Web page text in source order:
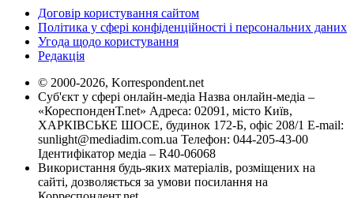
Договір користування сайтом
Політика у сфері конфіденційності і персональних даних
Угода щодо користування
Редакція
© 2000-2026, Korrespondent.net
Суб'єкт у сфері онлайн-медіа Назва онлайн-медіа –
«КореспонденТ.net» Адреса: 02091, місто Київ,
ХАРКІВСЬКЕ ШОСЕ, будинок 172-Б, офіс 208/1 E-mail:
sunlight@mediadim.com.ua Телефон: 044-205-43-00
Ідентифікатор медіа – R40-06068
Використання будь-яких матеріалів, розміщених на
сайті, дозволяється за умови посилання на